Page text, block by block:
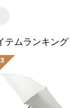
テムランキング
3